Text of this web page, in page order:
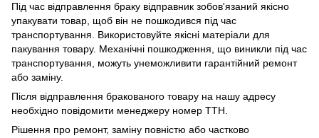
Під час відправлення браку відправник зобов'язаний якісно
упакувати товар, щоб він не пошкодився під час
транспортування. Використовуйте якісні матеріали для
пакування товару. Механічні пошкодження, що виникли під час
транспортування, можуть унеможливити гарантійний ремонт
або заміну.
Після відправлення бракованого товару на нашу адресу
необхідно повідомити менеджеру номер ТТН.
Рішення про ремонт, заміну повністю або частково